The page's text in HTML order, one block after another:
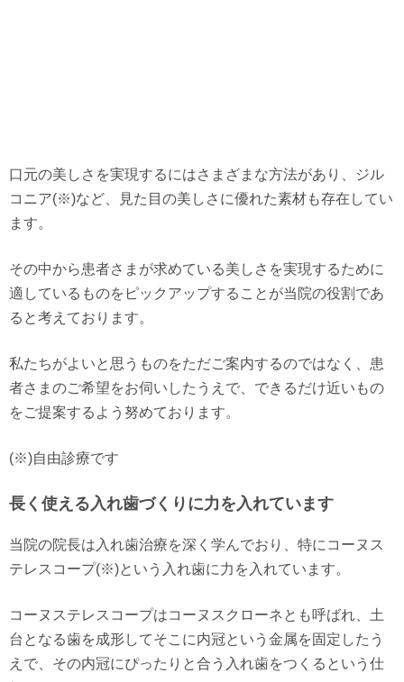
口元の美しさを実現するにはさまざまな方法があり、ジル
コニア(※)など、見た目の美しさに優れた素材も存在してい
ます。
その中から患者さまが求めている美しさを実現するために
適しているものをピックアップすることが当院の役割であ
ると考えております。
私たちがよいと思うものをただご案内するのではなく、患
者さまのご希望をお伺いしたうえで、できるだけ近いもの
をご提案するよう努めております。
(※)自由診療です
長く使える入れ歯づくりに力を入れています
当院の院長は入れ歯治療を深く学んでおり、特にコーヌス
テレスコープ(※)という入れ歯に力を入れています。
コーヌステレスコープはコーヌスクローネとも呼ばれ、土
台となる歯を成形してそこに内冠という金属を固定したう
えで、その内冠にぴったりと合う入れ歯をつくるという仕